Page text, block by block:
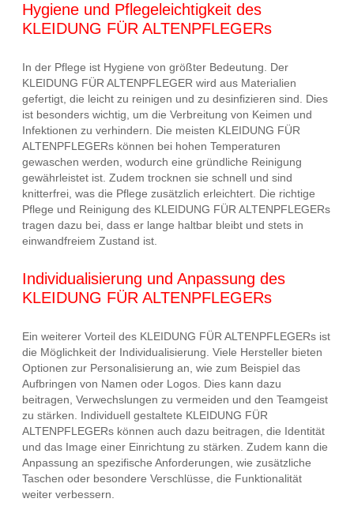
Hygiene und Pflegeleichtigkeit des
KLEIDUNG FÜR ALTENPFLEGERs
In der Pflege ist Hygiene von größter Bedeutung. Der
KLEIDUNG FÜR ALTENPFLEGER wird aus Materialien
gefertigt, die leicht zu reinigen und zu desinfizieren sind. Dies
ist besonders wichtig, um die Verbreitung von Keimen und
Infektionen zu verhindern. Die meisten KLEIDUNG FÜR
ALTENPFLEGERs können bei hohen Temperaturen
gewaschen werden, wodurch eine gründliche Reinigung
gewährleistet ist. Zudem trocknen sie schnell und sind
knitterfrei, was die Pflege zusätzlich erleichtert. Die richtige
Pflege und Reinigung des KLEIDUNG FÜR ALTENPFLEGERs
tragen dazu bei, dass er lange haltbar bleibt und stets in
einwandfreiem Zustand ist.
Individualisierung und Anpassung des
KLEIDUNG FÜR ALTENPFLEGERs
Ein weiterer Vorteil des KLEIDUNG FÜR ALTENPFLEGERs ist
die Möglichkeit der Individualisierung. Viele Hersteller bieten
Optionen zur Personalisierung an, wie zum Beispiel das
Aufbringen von Namen oder Logos. Dies kann dazu
beitragen, Verwechslungen zu vermeiden und den Teamgeist
zu stärken. Individuell gestaltete KLEIDUNG FÜR
ALTENPFLEGERs können auch dazu beitragen, die Identität
und das Image einer Einrichtung zu stärken. Zudem kann die
Anpassung an spezifische Anforderungen, wie zusätzliche
Taschen oder besondere Verschlüsse, die Funktionalität
weiter verbessern.